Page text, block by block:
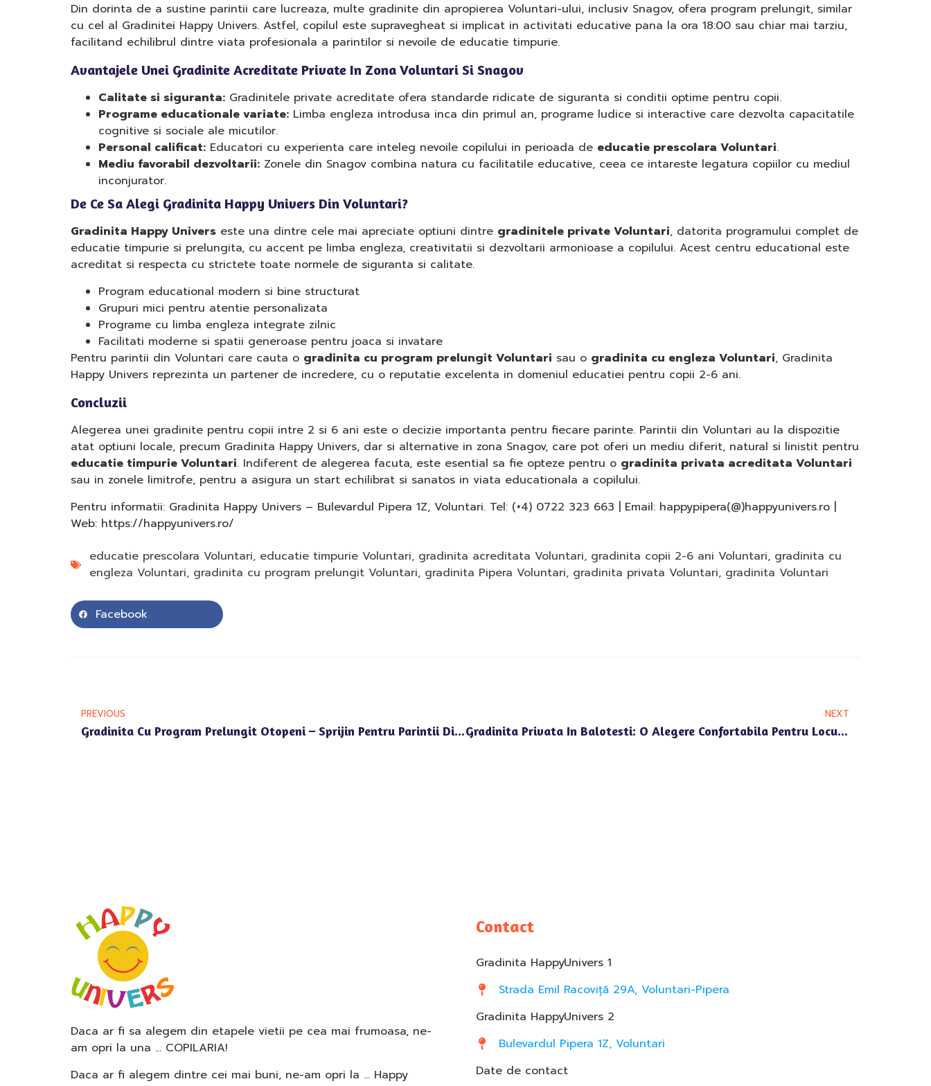
Din dorinta de a sustine parintii care lucreaza, multe gradinite din apropierea Voluntari-ului, inclusiv Snagov, ofera program prelungit, similar
cu cel al Gradinitei Happy Univers. Astfel, copilul este supravegheat si implicat in activitati educative pana la ora 18:00 sau chiar mai tarziu,
facilitand echilibrul dintre viata profesionala a parintilor si nevoile de educatie timpurie.
Avantajele Unei Gradinite Acreditate Private In Zona Voluntari Si Snagov
Calitate si siguranta: Gradinitele private acreditate ofera standarde ridicate de siguranta si conditii optime pentru copii.
Programe educationale variate: Limba engleza introdusa inca din primul an, programe ludice si interactive care dezvolta capacitatile
cognitive si sociale ale micutilor.
Personal calificat: Educatori cu experienta care inteleg nevoile copilului in perioada de educatie prescolara Voluntari.
Mediu favorabil dezvoltarii: Zonele din Snagov combina natura cu facilitatile educative, ceea ce intareste legatura copiilor cu mediul
inconjurator.
De Ce Sa Alegi Gradinita Happy Univers Din Voluntari?
Gradinita Happy Univers este una dintre cele mai apreciate optiuni dintre gradinitele private Voluntari, datorita programului complet de
educatie timpurie si prelungita, cu accent pe limba engleza, creativitatii si dezvoltarii armonioase a copilului. Acest centru educational este
acreditat si respecta cu strictete toate normele de siguranta si calitate.
Program educational modern si bine structurat
Grupuri mici pentru atentie personalizata
Programe cu limba engleza integrate zilnic
Facilitati moderne si spatii generoase pentru joaca si invatare
Pentru parintii din Voluntari care cauta o gradinita cu program prelungit Voluntari sau o gradinita cu engleza Voluntari, Gradinita
Happy Univers reprezinta un partener de incredere, cu o reputatie excelenta in domeniul educatiei pentru copii 2-6 ani.
Concluzii
Alegerea unei gradinite pentru copii intre 2 si 6 ani este o decizie importanta pentru fiecare parinte. Parintii din Voluntari au la dispozitie
atat optiuni locale, precum Gradinita Happy Univers, dar si alternative in zona Snagov, care pot oferi un mediu diferit, natural si linistit pentru
educatie timpurie Voluntari. Indiferent de alegerea facuta, este esential sa fie opteze pentru o gradinita privata acreditata Voluntari
sau in zonele limitrofe, pentru a asigura un start echilibrat si sanatos in viata educationala a copilului.
Pentru informatii: Gradinita Happy Univers – Bulevardul Pipera 1Z, Voluntari. Tel: (+4) 0722 323 663 | Email: happypipera(@)happyunivers.ro |
Web: https://happyunivers.ro/
educatie prescolara Voluntari, educatie timpurie Voluntari, gradinita acreditata Voluntari, gradinita copii 2-6 ani Voluntari, gradinita cu
engleza Voluntari, gradinita cu program prelungit Voluntari, gradinita Pipera Voluntari, gradinita privata Voluntari, gradinita Voluntari
Facebook
PREVIOUS
Gradinita Cu Program Prelungit Otopeni – Sprijin Pentru Parintii Din Voluntari Si Zonele Limitrofe
NEXT
Gradinita Privata In Balotesti: O Alegere Confortabila Pentru Locuitorii Din Voluntari
Daca ar fi sa alegem din etapele vietii pe cea mai frumoasa, ne-
am opri la una … COPILARIA!
Daca ar fi alegem dintre cei mai buni, ne-am opri la … Happy
Contact
Gradinita HappyUnivers 1
Strada Emil Racoviță 29A, Voluntari-Pipera
Gradinita HappyUnivers 2
Bulevardul Pipera 1Z, Voluntari
Date de contact